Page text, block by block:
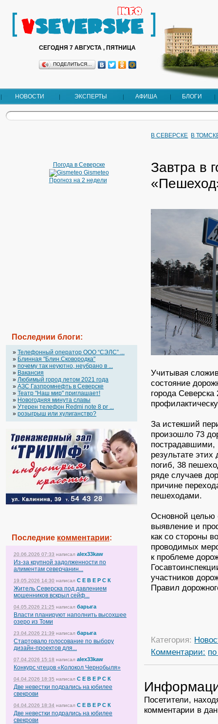
СЕГОДНЯ 7 АВГУСТА , ПЯТНИЦА
ПОДЕЛИТЬСЯ…
НОВОСТИ ЭКСПЕРТЫ АФИША БЛОГИ
Погода в Северске
Gismeteo
Прогноз на 2 недели
Последнии блоги:
» Телефонный оператор OOO “СЭЛС” ...
» Блинная "Блин.Сковородка"
» почему так неуютно, неубрано в ...
» Вакансия
» Любимый город летом 2021 года
» АЗС Газпромнефть в Северске
» Театр "Наш мир" приглашает!
» Новогодняя минута славы
» Утерен телефон Redmi note 8 pr ...
» розыгрыш или хулиганство?
Последние комментарии:
20.06.2026 07:33 написал alex33kaw
Из-за крупной задолженности по
алиментам северчанин...
19.05.2026 14:30 написал С Е В Е Р С К
Житель Северска под давлением
мошенников вскрыл сейф...
04.05.2026 21:25 написал барыга
Власти планируют наполнить высохшее
озеро из Томи
23.04.2026 21:39 написал барыга
Стартовало голосование по выбору
дизайн-проектов для...
07.04.2026 15:18 написал alex33kaw
Конкурс чтецов «Колокол Чернобыля»
04.04.2026 18:35 написал С Е В Е Р С К
Две невестки подрались на юбилее
свекрови
04.04.2026 18:34 написал С Е В Е Р С К
Две невестки подрались на юбилее
свекрови
В СЕВЕРСКЕ В
Завтра в
Учитывая
состояние
города
За истекший
произошло 73
пострадавшими,
результате
погиб, 38
ряде случаев
причине
пешеходами.
Основной целью
выявление и
как со стороны
проводимых
к проблеме
участников
Правил
Категория:
Комментарии:
Посетители,
комментарии в